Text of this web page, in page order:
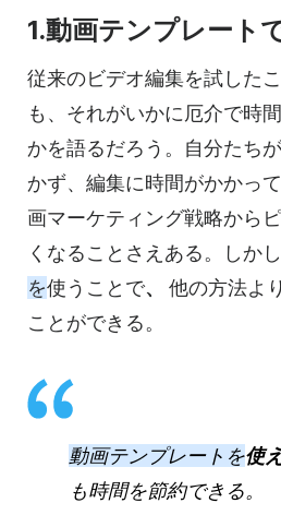
1.動画テンプレート
従来のビデオ編集を試した
も、それがいかに厄介で時
かを語るだろう。自分たち
かず、編集に時間がかかっ
画マーケティング戦略から
くなることさえある。しかし
を使うことで、 他の方法よ
ことができる。
動画テンプレートを使
も時間を節約できる。